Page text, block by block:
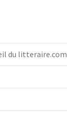
du litteraire.com